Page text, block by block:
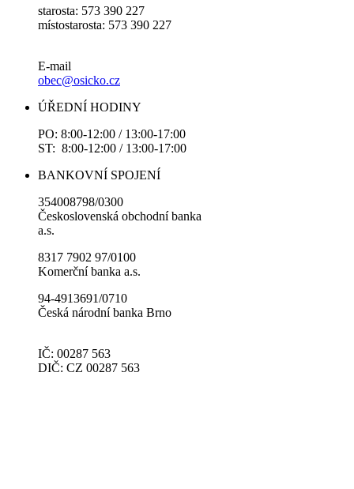
starosta: 573 390 227
místostarosta: 573 390 227
E-mail
obec@osicko.cz
ÚŘEDNÍ HODINY
PO: 8:00-12:00 / 13:00-17:00
ST: 8:00-12:00 / 13:00-17:00
BANKOVNÍ SPOJENÍ
354008798/0300
Československá obchodní banka
a.s.
8317 7902 97/0100
Komerční banka a.s.
94-4913691/0710
Česká národní banka Brno
IČ: 00287 563
DIČ: CZ 00287 563